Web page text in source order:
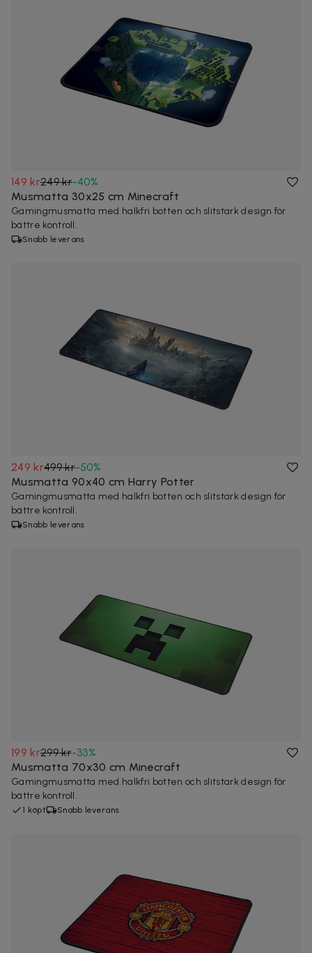
149 kr249 kr-40%
Musmatta 30x25 cm Minecraft
Gamingmusmatta med halkfri botten och slitstark design för
bättre kontroll.
Snabb leverans
249 kr499 kr-50%
Musmatta 90x40 cm Harry Potter
Gamingmusmatta med halkfri botten och slitstark design för
bättre kontroll.
Snabb leverans
199 kr299 kr-33%
Musmatta 70x30 cm Minecraft
Gamingmusmatta med halkfri botten och slitstark design för
bättre kontroll.
1 köpt Snabb leverans